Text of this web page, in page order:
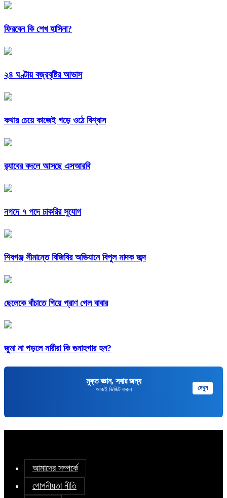
ফিরবেন কি শেখ হাসিনা?
২৪ ঘণ্টায় বজ্রবৃষ্টির আভাস
কথার চেয়ে কাজেই গড়ে ওঠে বিশ্বাস
র‍্যাবের বদলে আসছে এসআরবি
নগদে ৭ পদে চাকরির সুযোগ
শিবগঞ্জ সীমান্তে বিজিবির অভিযানে বিপুল মাদক জব্দ
ছেলেকে বাঁচাতে গিয়ে প্রাণ গেল বাবার
জুমা না পড়লে নারীরা কি গুনাহগার হন?
মুক্ত জ্ঞান, সবার জন্য
আজই ভিজিট করুন দেখুন
আমাদের সম্পর্কে
গোপনীয়তা নীতি